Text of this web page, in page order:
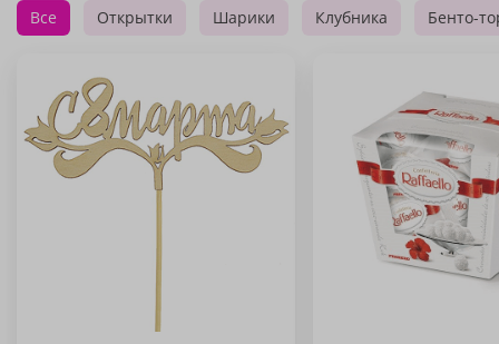
Все Открытки Шарики Клубника Бенто-